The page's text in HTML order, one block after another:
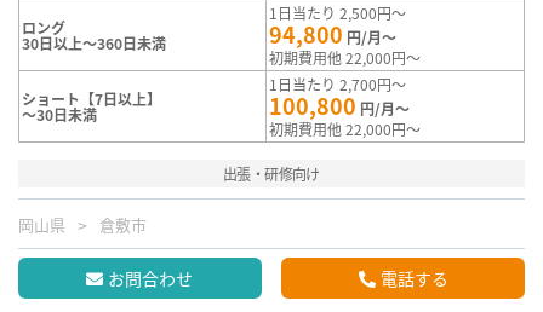
ロング
30日以上～360日未満
1日当たり 2,500円～
94,800 円/月～
初期費用他 22,000円～
ショート【7日以上】
～30日未満
1日当たり 2,700円～
100,800 円/月～
初期費用他 22,000円～
出張・研修向け
岡山県 倉敷市
お問合わせ 電話する